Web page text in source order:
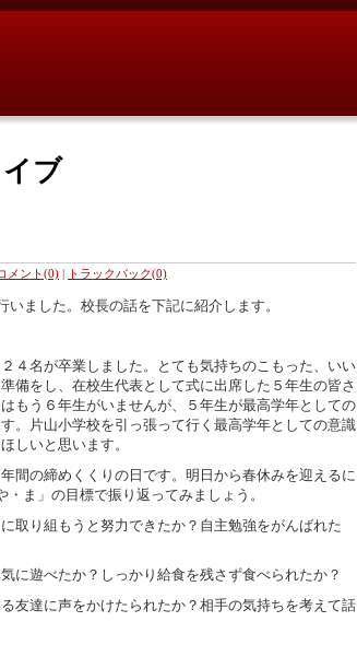
ブ
メント(0) | トラックバック(0)
ました。校長の話を下記に紹介します。
４名が卒業しました。とても気持ちのこもった、いい
備をし、在校生代表として式に出席した５年生の皆さ
もう６年生がいませんが、５年生が最高学年としての
。片山小学校を引っ張って行く最高学年としての意識
しいと思います。
間の締めくくりの日です。明日から春休みを迎えるに
ま」の目標で振り返ってみましょう。
取り組もうと努力できたか？自主勉強をがんばれた
に遊べたか？しっかり給食を残さず食べられたか？
友達に声をかけたられたか？相手の気持ちを考えて話